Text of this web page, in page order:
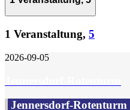
1 Veranstaltung, 5
2026-09-05
Jennersdorf-Rotenturm